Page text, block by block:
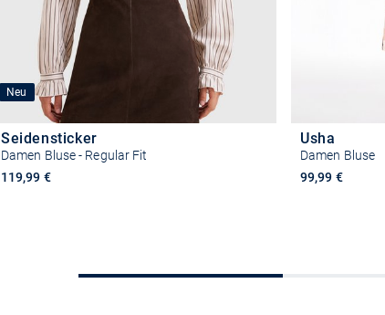
Neu
Seidensticker
Damen Bluse - Regular Fit
119,99 €
Größe auswählen
Usha
Damen Bluse
99,99 €